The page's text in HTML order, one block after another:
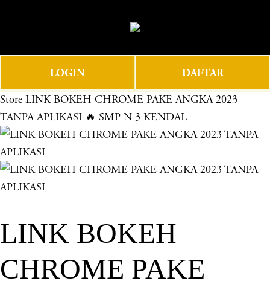
e
e
n
u
LOGIN DAFTAR
Store LINK BOKEH CHROME PAKE ANGKA 2023
TANPA APLIKASI 🔥 SMP N 3 KENDAL
LINK BOKEH
CHROME PAKE